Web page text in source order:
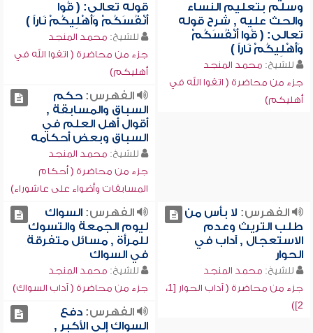
وسلم بتعليم النساء
والحث عليه , شرح قوله
تعالى: ( قُوا أَنْفُسَكُمْ
وَأَهْلِيكُمْ نَاراً )
للشيخ: محمد المنجد
جزء من محاضرة ( اتقوا الله في
أهليكم)
قوله تعالى: ( قُوا
أَنْفُسَكُمْ وَأَهْلِيكُمْ نَاراً )
للشيخ: محمد المنجد
جزء من محاضرة ( اتقوا الله في
أهليكم)
الفهرس:حكم
السباق والمسابقة ,
أقوال أهل العلم في
السباق وبعض أحكامه
للشيخ: محمد المنجد
جزء من محاضرة ( أحكام
المسابقات وأضواء على عاشوراء)
الفهرس: لا بأس من
طلب التريث وعدم
الاستعجال , آداب في
الحوار
للشيخ: محمد المنجد
جزء من محاضرة ( آداب الحوار [1،
2])
الفهرس:السواك
ليوم الجمعة والتسوك
للمرأة , مسائل متفرقة
في السواك
للشيخ: محمد المنجد
جزء من محاضرة ( آداب السواك)
الفهرس:دفع
السواك إلى الأكبر ,